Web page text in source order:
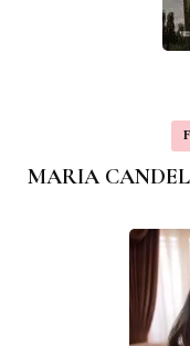
MARIA